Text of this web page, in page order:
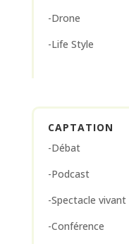
-Drone
-Life Style
CAPTATION
-Débat
-Podcast
-Spectacle vivant
-Conférence